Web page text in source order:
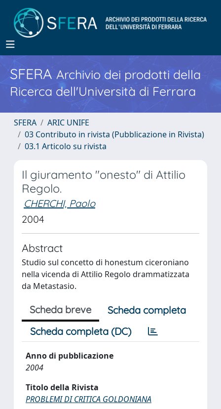
SFERA Archivio dei prodotti della
Ricerca dell'Università di Ferrara
SFERA
ARIC UNIFE
03 Contributo in rivista (Pubblicazione in Rivista)
03.1 Articolo su rivista
Il giuramento "onesto" di Attilio
Regolo.
CHERCHI, Paolo
2004
Abstract
Studio sul concetto di honestum ciceroniano
nella vicenda di Attilio Regolo drammatizzata
da Metastasio.
Scheda breve
Scheda completa
Scheda completa (DC)
Anno di pubblicazione
2004
Titolo della Rivista
PROBLEMI DI CRITICA GOLDONIANA